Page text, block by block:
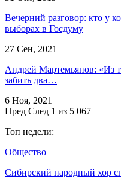
Вечерний разговор: кто у
выборах в Госдуму
27 Сен, 2021
Андрей Мартемьянов: «Из
забить два…
6 Ноя, 2021
Пред След 1 из 5 067
Топ недели:
Общество
Сибирский народный хор